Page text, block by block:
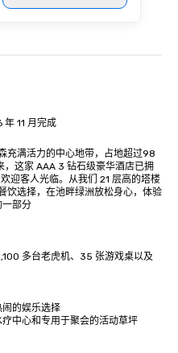
11 月完成
充满活力的中心地带，占地超过98
这家 AAA 3 钻石级豪华酒店已拥
迎客人光临。从我们 21 层高的塔楼
饮选择，在池畔绿洲放松身心，体验
部分
多台老虎机、35 张游戏桌以及
的娱乐选择
中心和专用于聚会的活动草坪